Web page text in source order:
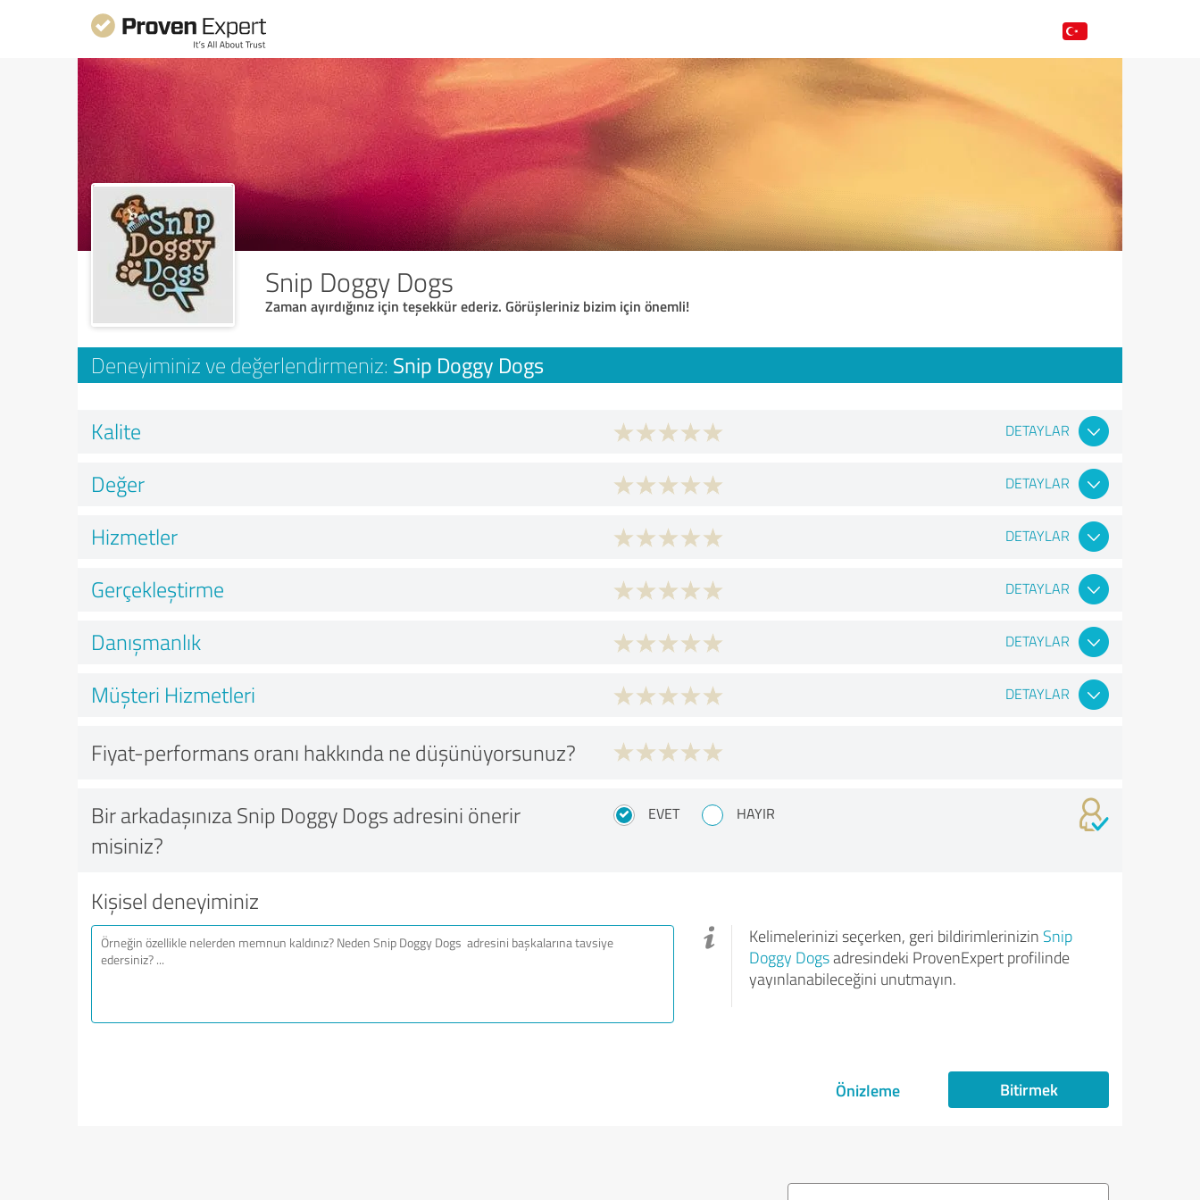
Snip Doggy Dogs
Zaman ayırdığınız için teşekkür ederiz. Görüşleriniz bizim için önemli!
Deneyiminiz ve değerlendirmeniz: Snip Doggy Dogs
Kalite DETAYLAR
Değer DETAYLAR
Hizmetler DETAYLAR
Gerçekleştirme DETAYLAR
Danışmanlık DETAYLAR
Müşteri Hizmetleri DETAYLAR
Fiyat-performans oranı hakkında ne düşünüyorsunuz?
Bir arkadaşınıza Snip Doggy Dogs adresini önerir
misiniz?
EVET HAYIR
Kişisel deneyiminiz
Kelimelerinizi seçerken, geri bildirimlerinizin Snip
Doggy Dogsadresindeki ProvenExpert profilinde
yayınlanabileceğini unutmayın.
Önizleme Bitirmek